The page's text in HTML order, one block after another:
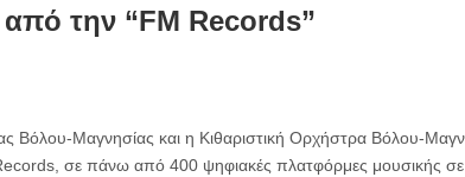
την “FM Records”
Βόλου-Μαγνησίας και η Κιθαριστική Ορχήστρα Βόλου-
, σε πάνω από 400 ψηφιακές πλατφόρμες μουσικής